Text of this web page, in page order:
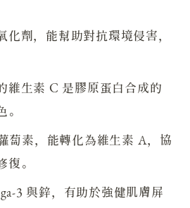
化劑，能幫助對抗環境侵害，
維生素 C 是膠原蛋白合成的
。
蔔素，能轉化為維生素 A，協
復。
3 與鋅，有助於強健肌膚屏